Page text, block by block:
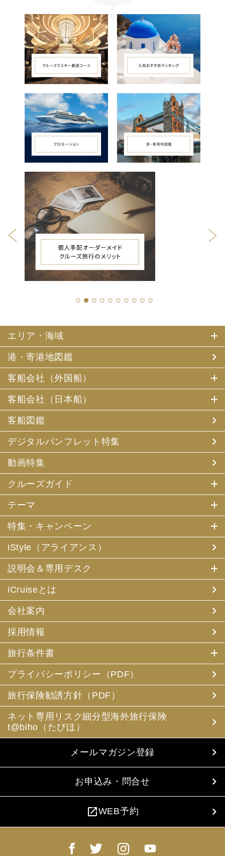
1 2 3 4 5 6 7 8 9 10
エリア・海域
港・寄港地図鑑
客船会社（外国船）
客船会社（日本船）
客船図鑑
デジタルパンフレット特集
動画特集
クルーズガイド
テーマ
特集・キャンペーン
iStyle（アライアンス）
説明会＆専用デスク
iCruiseとは
会社案内
採用情報
旅行条件書
プライバシーポリシー（PDF）
旅行保険勧誘方針（PDF）
ネット専用リスク細分型海外旅行保険
t@biho（たびほ）
メールマガジン登録
お申込み・問合せ
open_in_newWEB予約